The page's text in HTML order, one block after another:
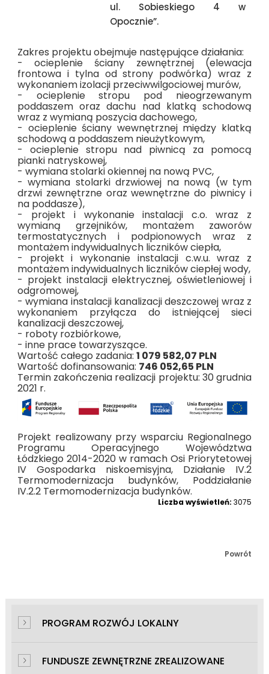
ul. Sobieskiego 4 w
Opocznie”.
Zakres projektu obejmuje następujące działania:
- ocieplenie ściany zewnętrznej (elewacja
frontowa i tylna od strony podwórka) wraz z
wykonaniem izolacji przeciwwilgociowej murów,
- ocieplenie stropu pod nieogrzewanym
poddaszem oraz dachu nad klatką schodową
wraz z wymianą poszycia dachowego,
- ocieplenie ściany wewnętrznej między klatką
schodową a poddaszem nieużytkowym,
- ocieplenie stropu nad piwnicą za pomocą
pianki natryskowej,
- wymiana stolarki okiennej na nową PVC,
- wymiana stolarki drzwiowej na nową (w tym
drzwi zewnętrzne oraz wewnętrzne do piwnicy i
na poddasze),
- projekt i wykonanie instalacji c.o. wraz z
wymianą grzejników, montażem zaworów
termostatycznych i podpionowych wraz z
montażem indywidualnych liczników ciepła,
- projekt i wykonanie instalacji c.w.u. wraz z
montażem indywidualnych liczników ciepłej wody,
- projekt instalacji elektrycznej, oświetleniowej i
odgromowej,
- wymiana instalacji kanalizacji deszczowej wraz z
wykonaniem przyłącza do istniejącej sieci
kanalizacji deszczowej,
- roboty rozbiórkowe,
- inne prace towarzyszące.
Wartość całego zadania: 1 079 582,07 PLN
Wartość dofinansowania: 746 052,65 PLN
Termin zakończenia realizacji projektu: 30 grudnia
2021 r.
Projekt realizowany przy wsparciu Regionalnego
Programu Operacyjnego Województwa
Łódzkiego 2014-2020 w ramach Osi Priorytetowej
IV Gospodarka niskoemisyjna, Działanie IV.2
Termomodernizacja budynków, Poddziałanie
IV.2.2 Termomodernizacja budynków.
Liczba wyświetleń: 3075
Powrót
PROGRAM ROZWÓJ LOKALNY
FUNDUSZE ZEWNĘTRZNE ZREALIZOWANE